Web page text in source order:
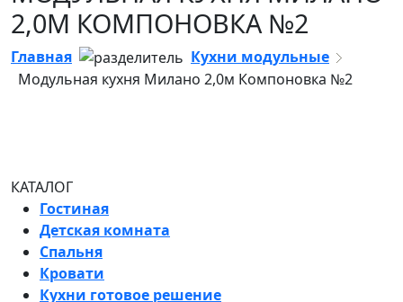
2,0М КОМПОНОВКА №2
Главная
Кухни модульные
Модульная кухня Милано 2,0м Компоновка №2
КАТАЛОГ
Гостиная
Детская комната
Спальня
Кровати
Кухни готовое решение